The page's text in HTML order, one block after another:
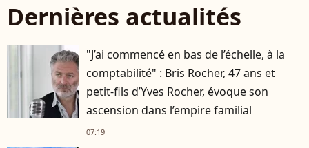
Dernières actualités
"J’ai commencé en bas de l’échelle, à la
comptabilité" : Bris Rocher, 47 ans et
petit-fils d’Yves Rocher, évoque son
ascension dans l’empire familial
07:19